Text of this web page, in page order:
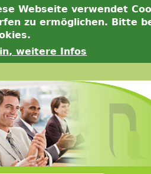
Webseite verwendet
zu ermöglichen. Bitte
weitere Infos